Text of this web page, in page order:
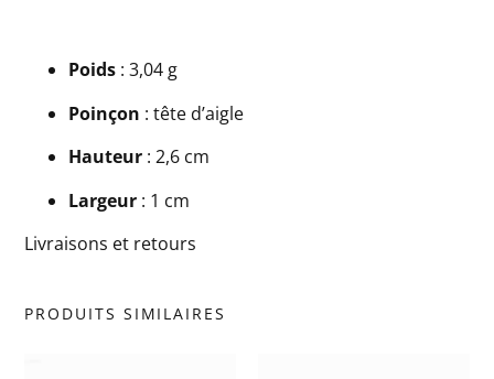
Poids : 3,04 g
Poinçon : tête d’aigle
Hauteur : 2,6 cm
Largeur : 1 cm
Livraisons et retours
PRODUITS SIMILAIRES